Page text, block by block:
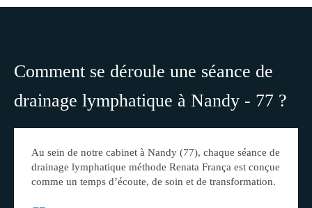
Comment se déroule une séance de
drainage lymphatique à Nandy - 77 ?
Au sein de notre cabinet à Nandy (77), chaque séance de
drainage lymphatique méthode Renata França est conçue
comme un temps d’écoute, de soin et de transformation.